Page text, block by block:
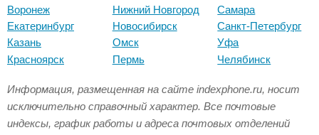
Воронеж
Екатеринбург
Казань
Красноярск
Нижний Новгород
Новосибирск
Омск
Пермь
Самара
Санкт-Петербург
Уфа
Челябинск
Информация, размещенная на сайте indexphone.ru, носит
исключительно справочный характер. Все почтовые
индексы, график работы и адреса почтовых отделений